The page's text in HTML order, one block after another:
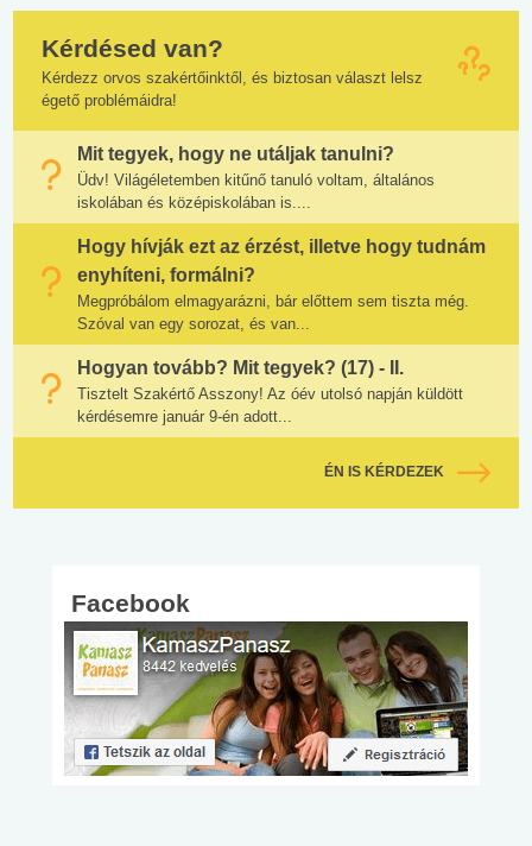
Kérdésed van?
Kérdezz orvos szakértőinktől, és biztosan választ lelsz
égető problémáidra!
Mit tegyek, hogy ne utáljak tanulni?
Üdv! Világéletemben kitűnő tanuló voltam, általános
iskolában és középiskolában is....
Hogy hívják ezt az érzést, illetve hogy tudnám
enyhíteni, formálni?
Megpróbálom elmagyarázni, bár előttem sem tiszta még.
Szóval van egy sorozat, és van...
Hogyan tovább? Mit tegyek? (17) - II.
Tisztelt Szakértő Asszony! Az óév utolsó napján küldött
kérdésemre január 9-én adott...
ÉN IS KÉRDEZEK
Facebook